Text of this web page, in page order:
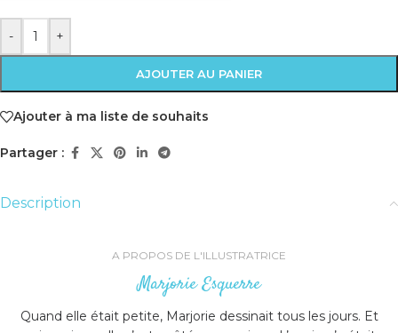
- +
AJOUTER AU PANIER
Ajouter à ma liste de souhaits
Partager :
Description
A PROPOS DE L'ILLUSTRATRICE
Marjorie Esquerre
Quand elle était petite, Marjorie dessinait tous les jours. Et